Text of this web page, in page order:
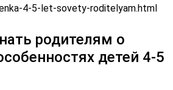
4-5-let-sovety-roditelyam.html
родителям о
детей 4-5